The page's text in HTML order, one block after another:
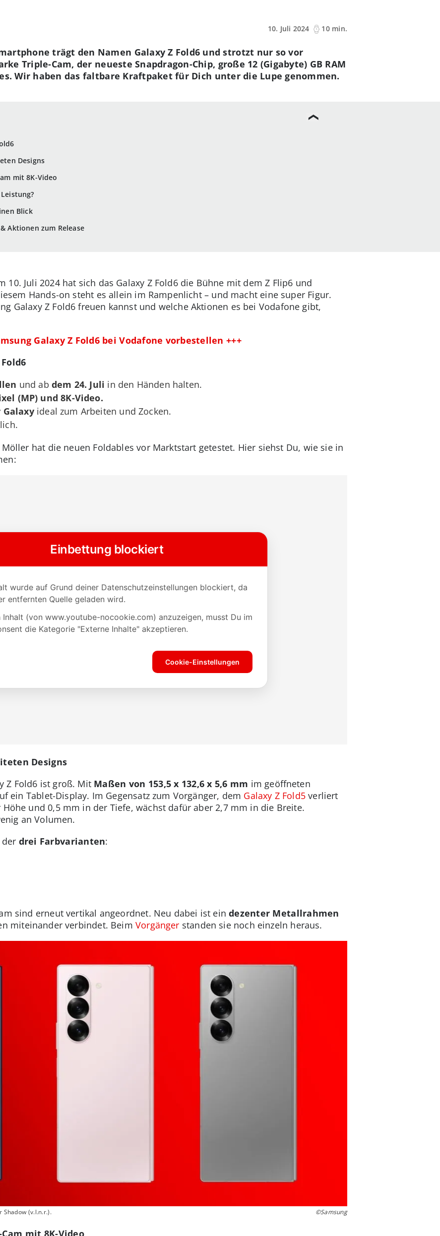
10. Juli 2024
10 min.
Designs
mit 8K-Video
Blick
Aktionen zum Release
trägt den Namen Galaxy Z Fold6 und strotzt nur so vor
Triple-Cam, der neueste Snapdragon-Chip, große 12 (Gigabyte) GB RAM
Wir haben das faltbare Kraftpaket für Dich unter die Lupe genommen.
10. Juli 2024 hat sich das Galaxy Z Fold6 die Bühne mit dem Z Flip6 und
Hands-on steht es allein im Rampenlicht – und macht eine super Figur.
Galaxy Z Fold6 freuen kannst und welche Aktionen es bei Vodafone gibt,
Galaxy Z Fold6 bei Vodafone vorbestellen +++
und abdem 24. Juli in den Händen halten.
(MP) und 8K-Video.
Galaxyideal zum Arbeiten und Zocken.
hat die neuen Foldables vor Marktstart getestet. Hier siehst Du, wie sie in
Designs
Z Fold6 ist groß. Mit Maßen von 153,5 x 132,6 x 5,6 mm im geöffneten
ein Tablet-Display. Im Gegensatz zum Vorgänger, dem Galaxy Z Fold5 verliert
und 0,5 mm in der Tiefe, wächst dafür aber 2,7 mm in die Breite.
an Volumen.
drei Farbvarianten:
sind erneut vertikal angeordnet. Neu dabei ist eindezenter Metallrahmen
miteinander verbindet. BeimVorgänger standen sie noch einzeln heraus.
Shadow (v.l.n.r.). ©Samsung